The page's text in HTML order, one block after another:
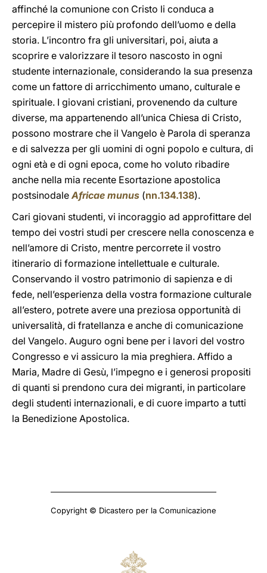
affinché la comunione con Cristo li conduca a
percepire il mistero più profondo dell’uomo e della
storia. L’incontro fra gli universitari, poi, aiuta a
scoprire e valorizzare il tesoro nascosto in ogni
studente internazionale, considerando la sua presenza
come un fattore di arricchimento umano, culturale e
spirituale. I giovani cristiani, provenendo da culture
diverse, ma appartenendo all’unica Chiesa di Cristo,
possono mostrare che il Vangelo è Parola di speranza
e di salvezza per gli uomini di ogni popolo e cultura, di
ogni età e di ogni epoca, come ho voluto ribadire
anche nella mia recente Esortazione apostolica
postsinodaleAfricae munus (nn.134.138).
Cari giovani studenti, vi incoraggio ad approfittare del
tempo dei vostri studi per crescere nella conoscenza e
nell’amore di Cristo, mentre percorrete il vostro
itinerario di formazione intellettuale e culturale.
Conservando il vostro patrimonio di sapienza e di
fede, nell’esperienza della vostra formazione culturale
all’estero, potrete avere una preziosa opportunità di
universalità, di fratellanza e anche di comunicazione
del Vangelo. Auguro ogni bene per i lavori del vostro
Congresso e vi assicuro la mia preghiera. Affido a
Maria, Madre di Gesù, l’impegno e i generosi propositi
di quanti si prendono cura dei migranti, in particolare
degli studenti internazionali, e di cuore imparto a tutti
la Benedizione Apostolica.
Copyright © Dicastero per la Comunicazione